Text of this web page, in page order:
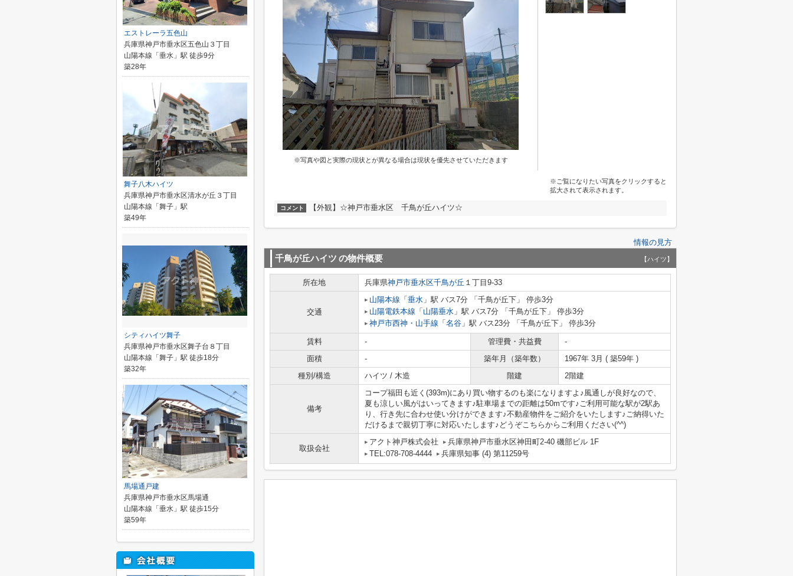
※写真や図と実際の現状とが異なる場合は現状を優先させていただきます
※ご覧になりたい写真をクリックすると
拡大されて表示されます。
コメント 【外観】☆神戸市垂水区 千鳥が丘ハイツ☆
情報の見方
千鳥が丘ハイツ の物件概要 【ハイツ】
所在地 兵庫県神戸市垂水区千鳥が丘 １丁目9-33
交通
山陽本線 「 垂水 」駅 バス7分 「千鳥が丘下」 停歩3分
山陽電鉄本線 「 山陽垂水 」駅 バス7分 「千鳥が丘下」 停歩3分
神戸市西神・山手線 「 名谷 」駅 バス23分 「千鳥が丘下」 停歩3分
賃料 - 管理費・共益費
-
面積
- 築年月（築年数）
1967年 3月 ( 築59年 )
種別/構造
ハイツ / 木造 階建 2階建
備考
コープ福田も近く(393m)にあり買い物するのも楽になりますよ♪風通しが良好なので、
夏も涼しい風がはいってきます♪駐車場までの距離は50mです♪ご利用可能な駅が2駅あ
り、行き先に合わせ使い分けができます♪不動産物件をご紹介をいたします♪ご納得いた
だけるまで親切丁寧に対応いたします♪どうぞこちらからご利用ください(^^)
取扱会社
アクト神戸株式会社
兵庫県神戸市垂水区神田町2-40 磯部ビル 1F
TEL:078-708-4444
兵庫県知事 (4) 第11259号
エストレーラ五色山
兵庫県神戸市垂水区五色山３丁目
山陽本線「垂水」駅 徒歩9分
築28年
舞子八木ハイツ
兵庫県神戸市垂水区清水が丘３丁目
山陽本線「舞子」駅
築49年
シティハイツ舞子
兵庫県神戸市垂水区舞子台８丁目
山陽本線「舞子」駅 徒歩18分
築32年
馬場通戸建
兵庫県神戸市垂水区馬場通
山陽本線「垂水」駅 徒歩15分
築59年